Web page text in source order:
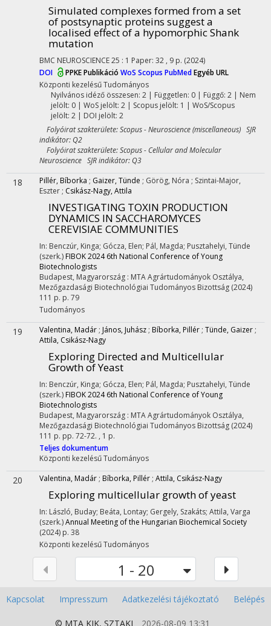
Simulated complexes formed from a set
of postsynaptic proteins suggest a
localised effect of a hypomorphic Shank
mutation
BMC NEUROSCIENCE25 : 1 Paper: 32 , 9 p. (2024)
DOI
PPKE Publikáció WoS Scopus PubMedEgyéb URL
Központi kezelésűTudományos
Nyilvános idéző összesen: 2| Független: 0 | Függő: 2 | Nem
jelölt: 0 | WoS jelölt: 2 | Scopus jelölt: 1 | WoS/Scopus
jelölt: 2 | DOI jelölt: 2
Folyóirat szakterülete: Scopus - Neuroscience (miscellaneous) SJR
indikátor: Q2
Folyóirat szakterülete: Scopus - Cellular and Molecular
Neuroscience SJR indikátor: Q3
18 Pillér, Bíborka ; Gaizer, Tünde ; Görög, Nóra ; Szintai-Major,
Eszter ; Csikász-Nagy, Attila
INVESTIGATING TOXIN PRODUCTION
DYNAMICS IN SACCHAROMYCES
CEREVISIAE COMMUNITIES
In: Benczúr, Kinga; Gócza, Elen; Pál, Magda; Pusztahelyi, Tünde
(szerk.) FIBOK 2024 6th National Conference of Young
Biotechnologists
Budapest, Magyarország : MTA Agrártudományok Osztálya,
Mezőgazdasági Biotechnológiai Tudományos Bizottság (2024)
111 p. p. 79
Tudományos
19 Valentina, Madár ; János, Juhász ; Bíborka, Pillér ; Tünde, Gaizer ;
Attila, Csikász-Nagy
Exploring Directed and Multicellular
Growth of Yeast
In: Benczúr, Kinga; Gócza, Elen; Pál, Magda; Pusztahelyi, Tünde
(szerk.) FIBOK 2024 6th National Conference of Young
Biotechnologists
Budapest, Magyarország : MTA Agrártudományok Osztálya,
Mezőgazdasági Biotechnológiai Tudományos Bizottság (2024)
111 p. pp. 72-72. , 1 p.
Teljes dokumentum
Központi kezelésűTudományos
20 Valentina, Madár ; Bíborka, Pillér ; Attila, Csikász-Nagy
Exploring multicellular growth of yeast
In: László, Buday; Beáta, Lontay; Gergely, Szakáts; Attila, Varga
(szerk.)Annual Meeting of the Hungarian Biochemical Society
(2024) p. 38
Központi kezelésűTudományos
1 - 20
Kapcsolat Impresszum Adatkezelési tájékoztató Belépés
© MTA KIK, SZTAKI 2026-08-09 13:31